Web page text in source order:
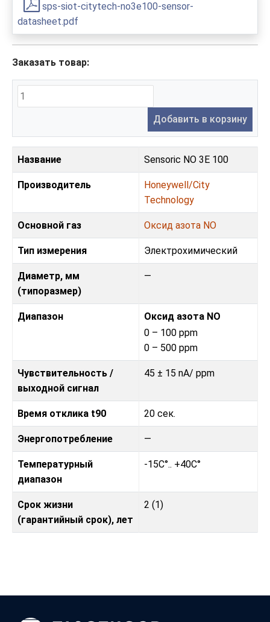
sps-siot-citytech-no3e100-sensor-
datasheet.pdf
Заказать товар:
Добавить в корзину
Название Sensoric NO 3E 100
Производитель
Honeywell/City
Technology
Основной газ Оксид азота NO
Тип измерения Электрохимический
Диаметр, мм
(типоразмер)
—
Диапазон
Оксид азота NO
0 – 100 ppm
0 – 500 ppm
Чувствительность /
выходной сигнал
45 ± 15 nA/ ppm
Время отклика t90 20 сек.
Энергопотребление —
Температурный
диапазон
-15C°.. +40C°
Срок жизни
(гарантийный срок), лет
2 (1)